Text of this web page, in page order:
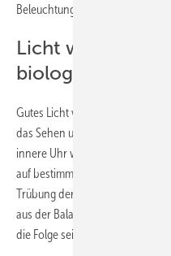
Beleuchtungsstärke einfach
Licht wirkt
biologisch
Gutes Licht wirkt gleich dreifach:
das Sehen und stabilisiert den
innere Uhr wird maßgeblich
auf bestimmte Zellen in unseren
Trübung der Linse reduziert
aus der Balance. Schlafmangel
die Folge sein.